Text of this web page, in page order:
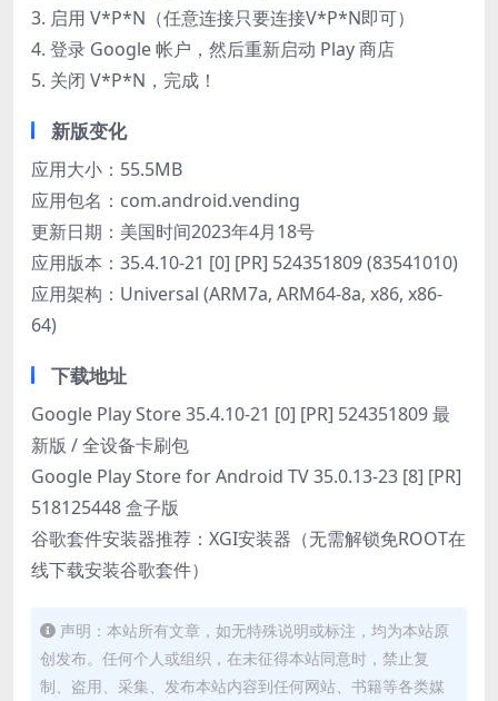
3. 启用 V*P*N（任意连接只要连接V*P*N即可）
4. 登录 Google 帐户，然后重新启动 Play 商店
5. 关闭 V*P*N，完成！
新版变化
应用大小：55.5MB
应用包名：com.android.vending
更新日期：美国时间2023年4月18号
应用版本：35.4.10-21 [0] [PR] 524351809 (83541010)
应用架构：Universal (ARM7a, ARM64-8a, x86, x86-
64)
下载地址
Google Play Store 35.4.10-21 [0] [PR] 524351809 最
新版 / 全设备卡刷包
Google Play Store for Android TV 35.0.13-23 [8] [PR]
518125448 盒子版
谷歌套件安装器推荐：XGI安装器（无需解锁免ROOT在
线下载安装谷歌套件）
声明：本站所有文章，如无特殊说明或标注，均为本站原
创发布。任何个人或组织，在未征得本站同意时，禁止复
制、盗用、采集、发布本站内容到任何网站、书籍等各类媒